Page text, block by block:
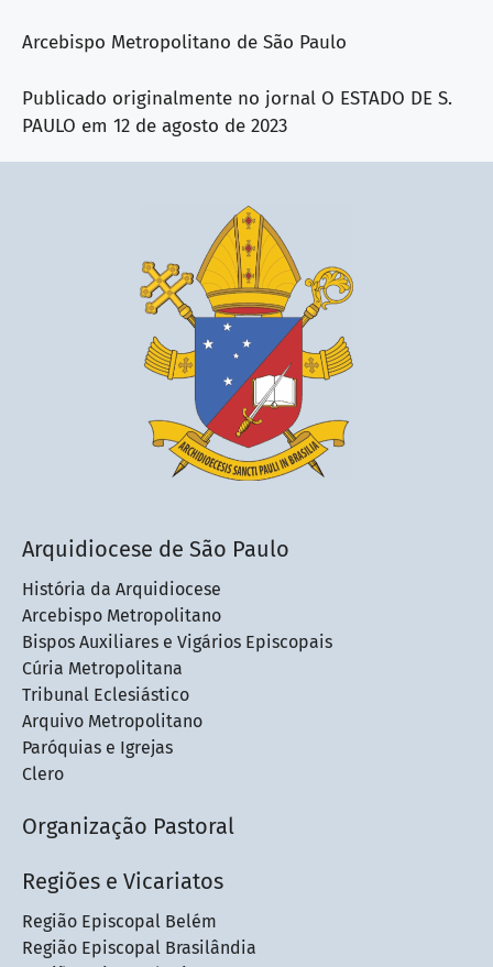
Arcebispo Metropolitano de São Paulo
Publicado originalmente no jornal O ESTADO DE S.
PAULO em 12 de agosto de 2023
Arquidiocese de São Paulo
História da Arquidiocese
Arcebispo Metropolitano
Bispos Auxiliares e Vigários Episcopais
Cúria Metropolitana
Tribunal Eclesiástico
Arquivo Metropolitano
Paróquias e Igrejas
Clero
Organização Pastoral
Regiões e Vicariatos
Região Episcopal Belém
Região Episcopal Brasilândia